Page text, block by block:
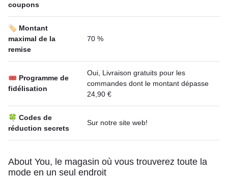
coupons
🏷️ Montant
maximal de la
remise
70 %
🎟 Programme de
fidélisation
Oui, Livraison gratuits pour les
commandes dont le montant dépasse
24,90 €
🍀 Codes de
réduction secrets
Sur notre site web!
About You, le magasin où vous trouverez toute la
mode en un seul endroit